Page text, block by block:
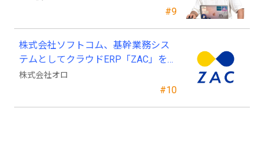
#9
#10
株式会社ソフトコム、基幹業務シス
テムとしてクラウドERP「ZAC」を採
用
株式会社オロ